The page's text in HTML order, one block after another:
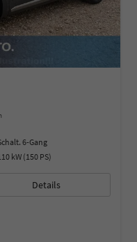
6-Gang
kW (150 PS)
Details